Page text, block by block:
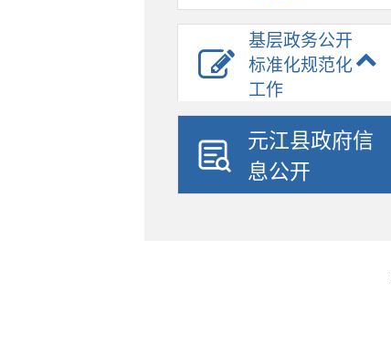
基层政务公开
标准化规范化
工作
元江县政府信
息公开